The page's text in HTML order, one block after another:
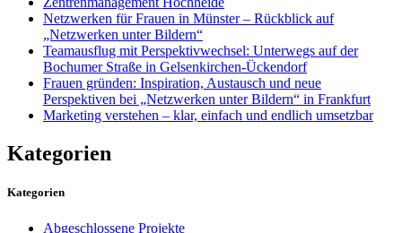
Netzwerken für Frauen in Münster – Rückblick auf
„Netzwerken unter Bildern“
Teamausflug mit Perspektivwechsel: Unterwegs auf der
Bochumer Straße in Gelsenkirchen-Ückendorf
Frauen gründen: Inspiration, Austausch und neue
Perspektiven bei „Netzwerken unter Bildern“ in Frankfurt
Marketing verstehen – klar, einfach und endlich umsetzbar
Kategorien
Kategorien
Abgeschlossene Projekte